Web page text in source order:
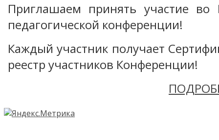
Приглашаем принять участие во
педагогической конференции!
Каждый участник получает
реестр участников Конференции!